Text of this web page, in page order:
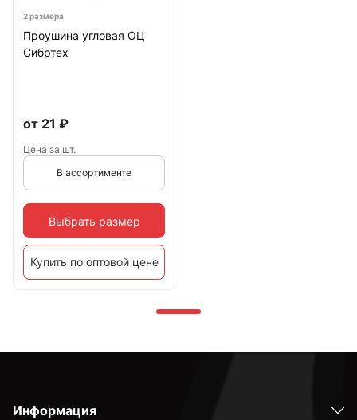
2 размера
Проушина угловая ОЦ
Сибртех
от 21 ₽
Цена за шт.
В ассортименте
Выбрать размер
Купить по оптовой цене
Информация